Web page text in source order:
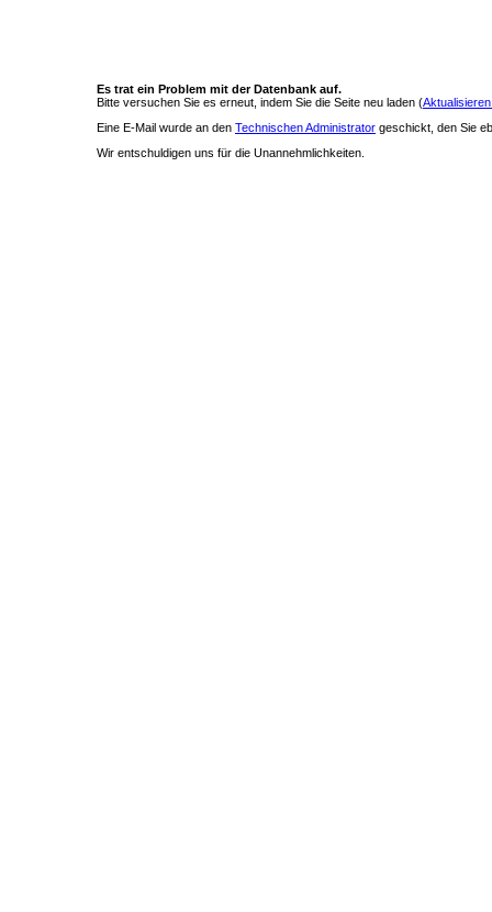
Es trat ein Problem mit der Datenbank auf.
Bitte versuchen Sie es erneut, indem Sie die Seite neu laden (
Eine E-Mail wurde an den Technischen Administrator geschickt, den Sie
Wir entschuldigen uns für die Unannehmlichkeiten.